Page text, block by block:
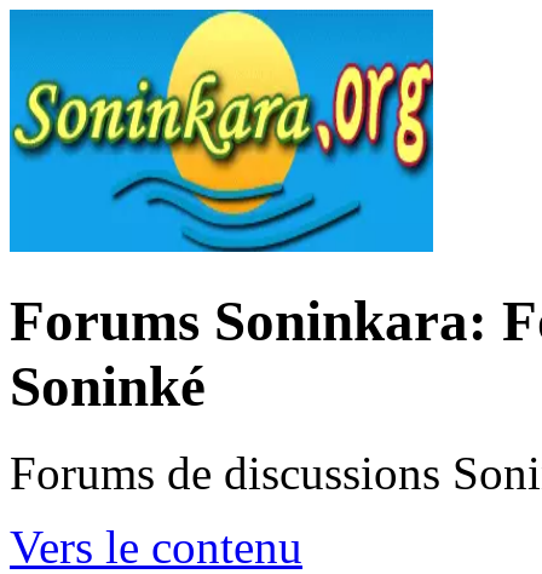
Forums Soninkara:
Soninké
Forums de discussions
Vers le contenu